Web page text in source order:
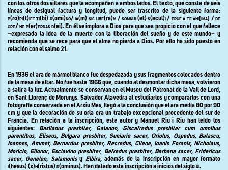
con los otros dos sillares que la acompañan a ambos lados. El texto, que consta de seis
líneas de desigual factura y longitud, puede ser trascrito de la siguiente forma:
p(ro)pi(t)iet ti(bi) d(omi )no/ ia(m) sic libe(ra)m / somnui (et)s(ecul)i / erue a te ani[ima] / de
ore/ ne p(er)erdas d(ei). En él se implora a Dios para que sea propicio con el que fallece
–expresada la idea de la muerte con la liberación del sueño y de este mundo– y
recomienda que se rece para que el alma no pierda a Dios. Por ello ha sido puesto en
relación con el salmo21.
En 1936 el ara de mármol blanco fue despedazada y sus fragmentos colocados dentro
de la mesa de altar. No fue hasta 1966 que, cuando al desmontar dicha mesa, volvieron
a salir a la luz. Actualmente se conservan en el Museu del Patronat de la Vall de Lord,
en Sant Llorenç de Morunys. Salvador Alavedra al estudiarlos y compararlos con una
fotografía conservada en el Arxiu Mas, llegó a la conclusión que el ara medía 80 por 90
cm y que la decoración de su orla era un trabajo excepcional procedente del sur de
Francia. En relación a la inscripción, este autor y Manuel Riu i Riu han leído los
siguientes: Basilanus presbiter, Galanon, Giscafredus presbiter cum omnibus
parentibus, Eliseus, Bulgara presbiter, Suniario sacer, Oriolus, Ospedus, Balascu,
Ioannes, Ammet, Bernardus presbiter, Recredus, Cilene, Ioanis Foranis, Nicholaus,
Moricio, Elionor, Esclavino presbiter, Befredus presbiter, Barbana sacer, Fridericus
sacer, Genelon, Salamonisy Elbira, además de la inscripción en mayor formato
i(hesus) (x)h(ristus)d(ominus). Han datado esta inscripción a inicios del sigloxi.